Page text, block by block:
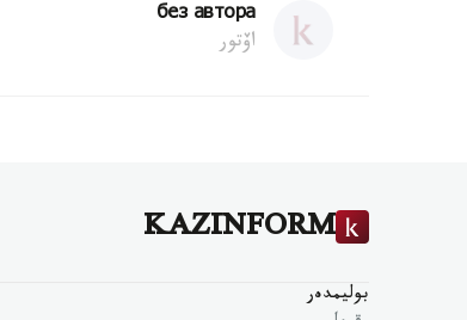
без автора
اۆتور
KAZINFORM
بوليمدەر